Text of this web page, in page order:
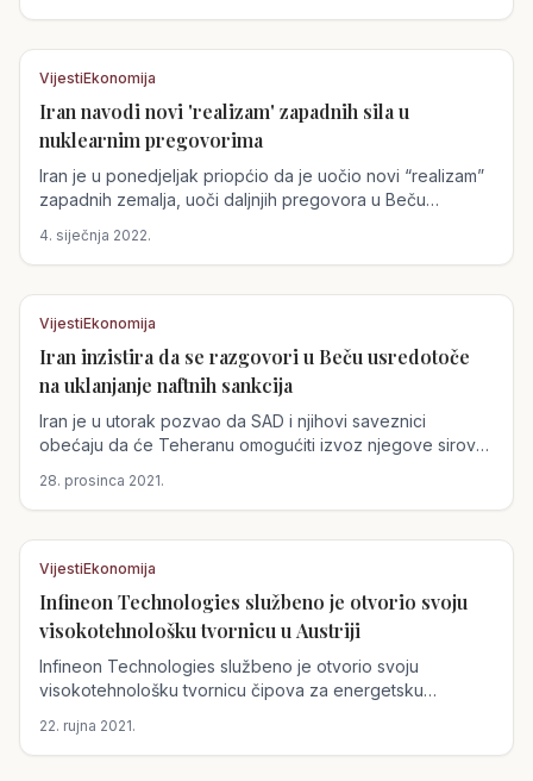
Austrija
VijestiEkonomija
Iran navodi novi 'realizam' zapadnih sila u
nuklearnim pregovorima
Iran je u ponedjeljak priopćio da je uočio novi “realizam”
zapadnih zemalja, uoči daljnjih pregovora u Beču
4. siječnja 2022.
Austrija
VijestiEkonomija
Iran inzistira da se razgovori u Beču usredotoče
na uklanjanje naftnih sankcija
Iran je u utorak pozvao da SAD i njihovi saveznici
obećaju da će Teheranu omogućiti izvoz njegove sirove
28. prosinca 2021.
Austrija
VijestiEkonomija
Infineon Technologies službeno je otvorio svoju
visokotehnološku tvornicu u Austriji
Infineon Technologies službeno je otvorio svoju
visokotehnološku tvornicu čipova za energetsku
22. rujna 2021.